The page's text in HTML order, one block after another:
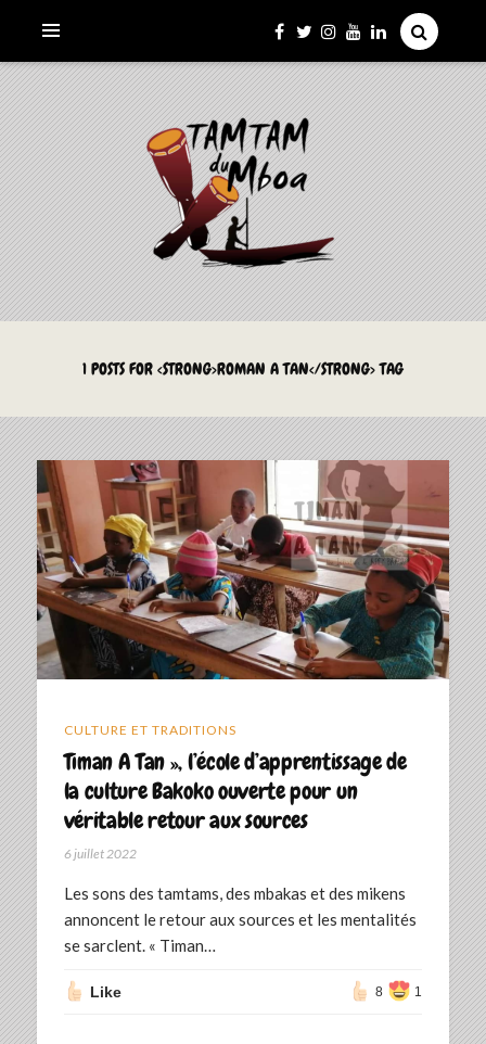
LE TAMTAM DU MBOA
La Culture du Mboa Dévoilée !
1 POSTS FOR <STRONG>ROMAN A TAN</STRONG> TAG
CULTURE ET TRADITIONS
Timan A Tan », l’école d’apprentissage de
la culture Bakoko ouverte pour un
véritable retour aux sources
6 juillet 2022
Les sons des tamtams, des mbakas et des mikens
annoncent le retour aux sources et les mentalités
se sarclent. « Timan…
Like 8 1